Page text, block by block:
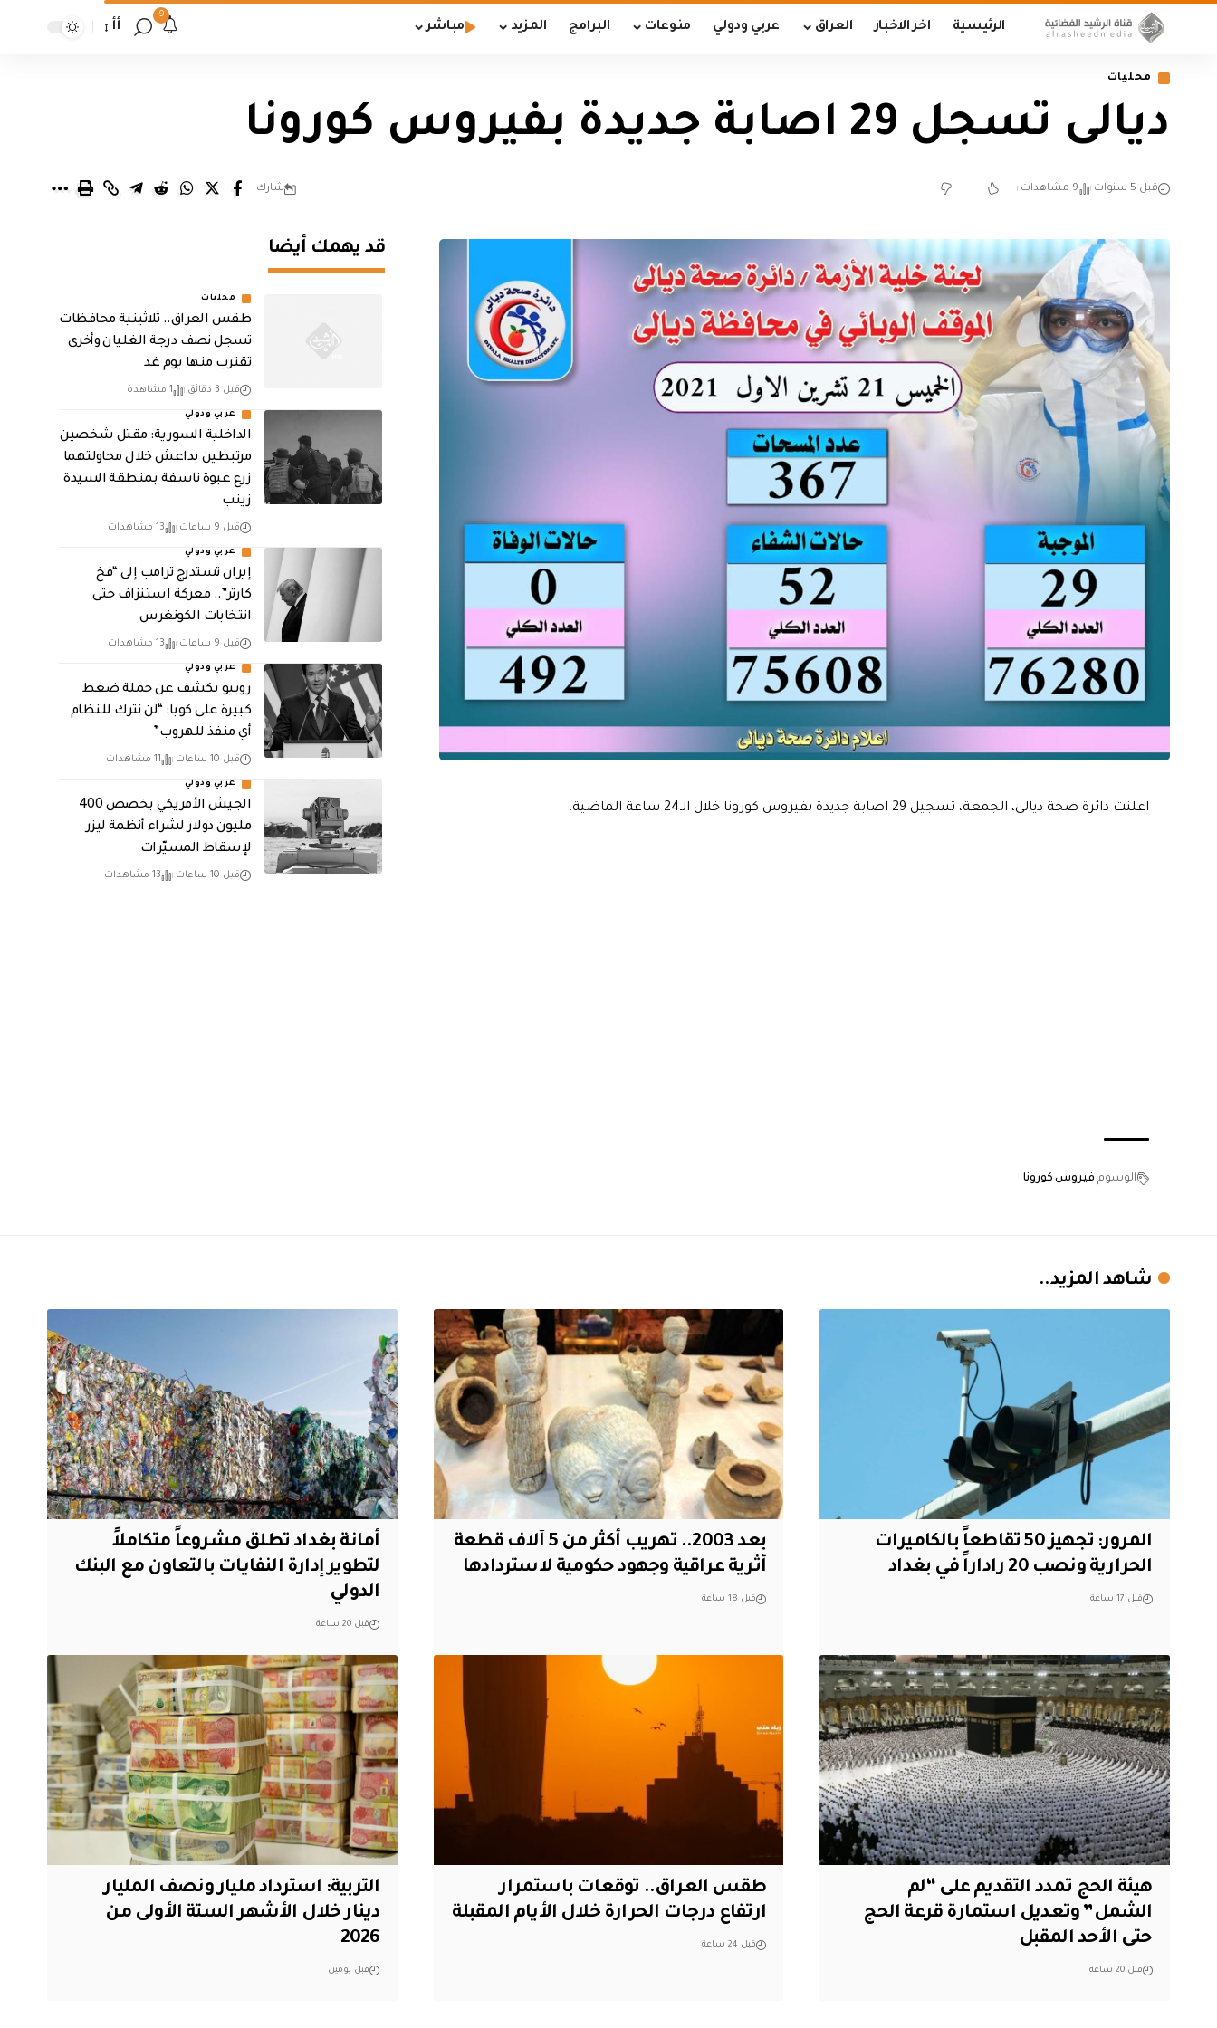
الرئيسية اخر الاخبار العراق عربي ودولي منوعات البرامج المزيد مباشر
9
أأ
محليات
ديالى تسجل 29 اصابة جديدة بفيروس كورونا
قبل 5 سنوات 9 مشاهدات شارك
اعلنت دائرة صحة ديالى، الجمعة، تسجيل 29 اصابة جديدة بفيروس كورونا خلال الـ24 ساعة الماضية.
الوسوم فيروس كورونا
قد يهمك أيضا
محليات
طقس العراق.. ثلاثينية محافظات
تسجل نصف درجة الغليان وأخرى
تقترب منها يوم غد
قبل 3 دقائق 1 مشاهدة
عربي ودولي
الداخلية السورية: مقتل شخصين
مرتبطين بداعش خلال محاولتهما
زرع عبوة ناسفة بمنطقة السيدة
زينب
قبل 9 ساعات 13 مشاهدات
عربي ودولي
إيران تستدرج ترامب إلى “فخ
كارتر”.. معركة استنزاف حتى
انتخابات الكونغرس
قبل 9 ساعات 13 مشاهدات
عربي ودولي
روبيو يكشف عن حملة ضغط
كبيرة على كوبا: “لن نترك للنظام
أي منفذ للهروب”
قبل 10 ساعات 11 مشاهدات
عربي ودولي
الجيش الأمريكي يخصص 400
مليون دولار لشراء أنظمة ليزر
لإسقاط المسيّرات
قبل 10 ساعات 13 مشاهدات
شاهد المزيد..
المرور: تجهيز 50 تقاطعاً بالكاميرات
الحرارية ونصب 20 راداراً في بغداد
قبل 17 ساعة
بعد 2003.. تهريب أكثر من 5 آلاف قطعة
أثرية عراقية وجهود حكومية لاستردادها
قبل 18 ساعة
أمانة بغداد تطلق مشروعاً متكاملاً
لتطوير إدارة النفايات بالتعاون مع البنك
الدولي
قبل 20 ساعة
هيئة الحج تمدد التقديم على “لم
الشمل” وتعديل استمارة قرعة الحج
حتى الأحد المقبل
قبل 20 ساعة
طقس العراق.. توقعات باستمرار
ارتفاع درجات الحرارة خلال الأيام المقبلة
قبل 24 ساعة
التربية: استرداد مليار ونصف المليار
دينار خلال الأشهر الستة الأولى من
2026
قبل يومين